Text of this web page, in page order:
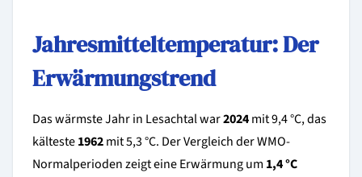
Jahresmitteltemperatur: Der
Erwärmungstrend
Das wärmste Jahr in Lesachtal war2024mit 9,4 °C, das
kälteste1962mit 5,3 °C. Der Vergleich der WMO-
Normalperioden zeigt eine Erwärmung um 1,4 °C